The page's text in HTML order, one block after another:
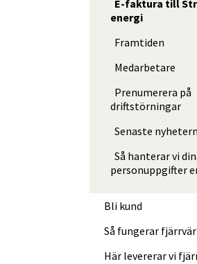
E-faktura till
energi
Framtiden
Medarbetare
Prenumerera på
driftstörningar
Senaste
Så hanterar vi
personuppgifter
Bli kund
Så fungerar
Här levererar vi